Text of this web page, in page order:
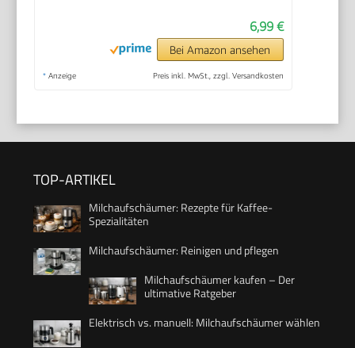
6,99 €
Bei Amazon ansehen
* Anzeige Preis inkl. MwSt., zzgl. Versandkosten
TOP-ARTIKEL
Milchaufschäumer: Rezepte für Kaffee-
Spezialitäten
Milchaufschäumer: Reinigen und pflegen
Milchaufschäumer kaufen – Der
ultimative Ratgeber
Elektrisch vs. manuell: Milchaufschäumer wählen